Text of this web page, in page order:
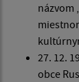
názvom
27. 12.
obce